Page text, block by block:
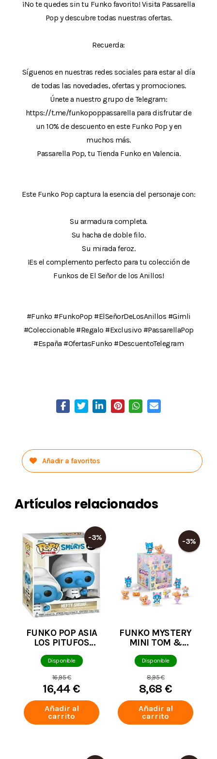
¡No te quedes sin tu Funko favorito! Visita Passarella
Pop y descubre todas nuestras ofertas.
Recuerda:
Síguenos en nuestras redes sociales para estar al día
de todas las novedades, ofertas y promociones.
Únete a nuestro grupo de Telegram:
https://t.me/funkopoppassarella para disfrutar de
un 10% de descuento en este Funko Pop y en
muchos más.
Passarella Pop, tu Tienda Funko en Valencia.
Este Funko Pop captura la esencia del personaje con:
Su armadura completa.
Su hacha de doble filo.
Su mirada feroz.
¡Es el complemento perfecto para tu colección de
Funkos de El Señor de los Anillos!
#Funko #FunkoPop #ElSeñorDeLosAnillos #Gimli
#Coleccionable #Regalo #Exclusivo #PassarellaPop
#España #OfertasFunko #DescuentoTelegram
Añadir a favoritos
Artículos relacionados
-3%
FUNKO POP ASIA
LOS PITUFOS
EXCLUSVE 209
Disponible
16,95 €
16,44 €
Añadir al
carrito
-3%
FUNKO MYSTERY
MINI TOM &
FIGURA
Disponible
8,95 €
8,68 €
Añadir al
carrito